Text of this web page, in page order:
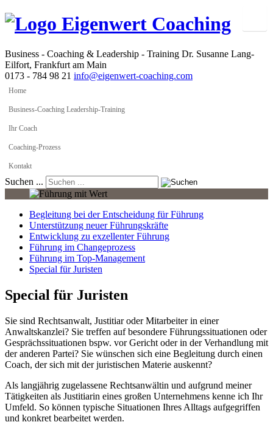
Business - Coaching & Leadership - Training Dr. Susanne Lang-
Eilfort, Frankfurt am Main
0173 - 784 98 21 info@eigenwert-coaching.com
Home
Business-Coaching Leadership-Training
Ihr Coach
Coaching-Prozess
Kontakt
Suchen ...
Begleitung bei der Entscheidung für Führung
Unterstützung neuer Führungskräfte
Entwicklung zu exzellenter Führung
Führung im Changeprozess
Führung im Top-Management
Special für Juristen
Special für Juristen
Sie sind Rechtsanwalt, Justitiar oder Mitarbeiter in einer
Anwaltskanzlei? Sie treffen auf besondere Führungssituationen oder
Gesprächssituationen bspw. vor Gericht oder in der Verhandlung mit
der anderen Partei? Sie wünschen sich eine Begleitung durch einen
Coach, der sich mit der juristischen Materie auskennt?
Als langjährig zugelassene Rechtsanwältin und aufgrund meiner
Tätigkeiten als Justitiarin eines großen Unternehmens kenne ich Ihr
Umfeld. So können typische Situationen Ihres Alltags aufgegriffen
und konkret bearbeitet werden.